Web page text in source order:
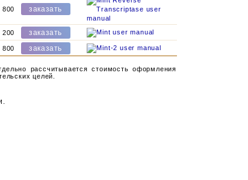
рассчитывается стоимость оформления
целей.
800
200
800